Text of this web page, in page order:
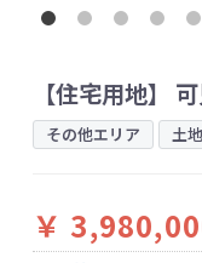
【住宅用地】
その他エリア 土地
￥